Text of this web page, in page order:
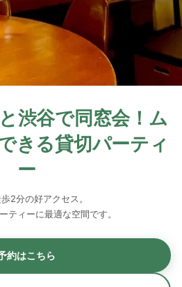
渋谷で同窓会！ム
きる貸切パーティ
ー
2分の好アクセス。
ティーに最適な空間です。
約はこちら